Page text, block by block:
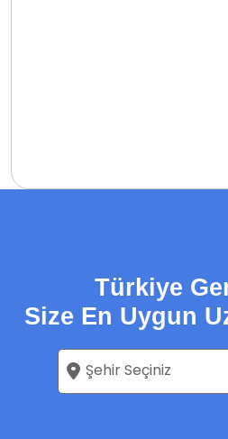
Türkiye
Size En Uygun